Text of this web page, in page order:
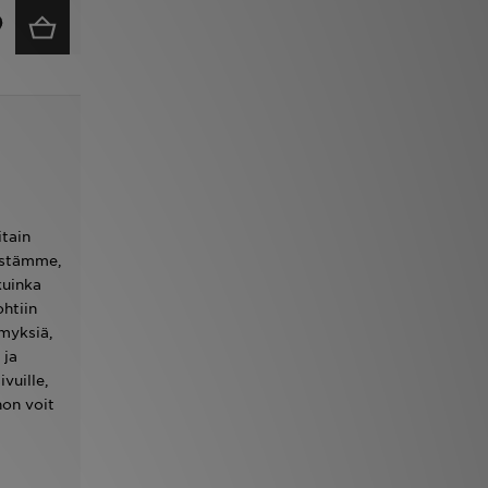
ja
voit